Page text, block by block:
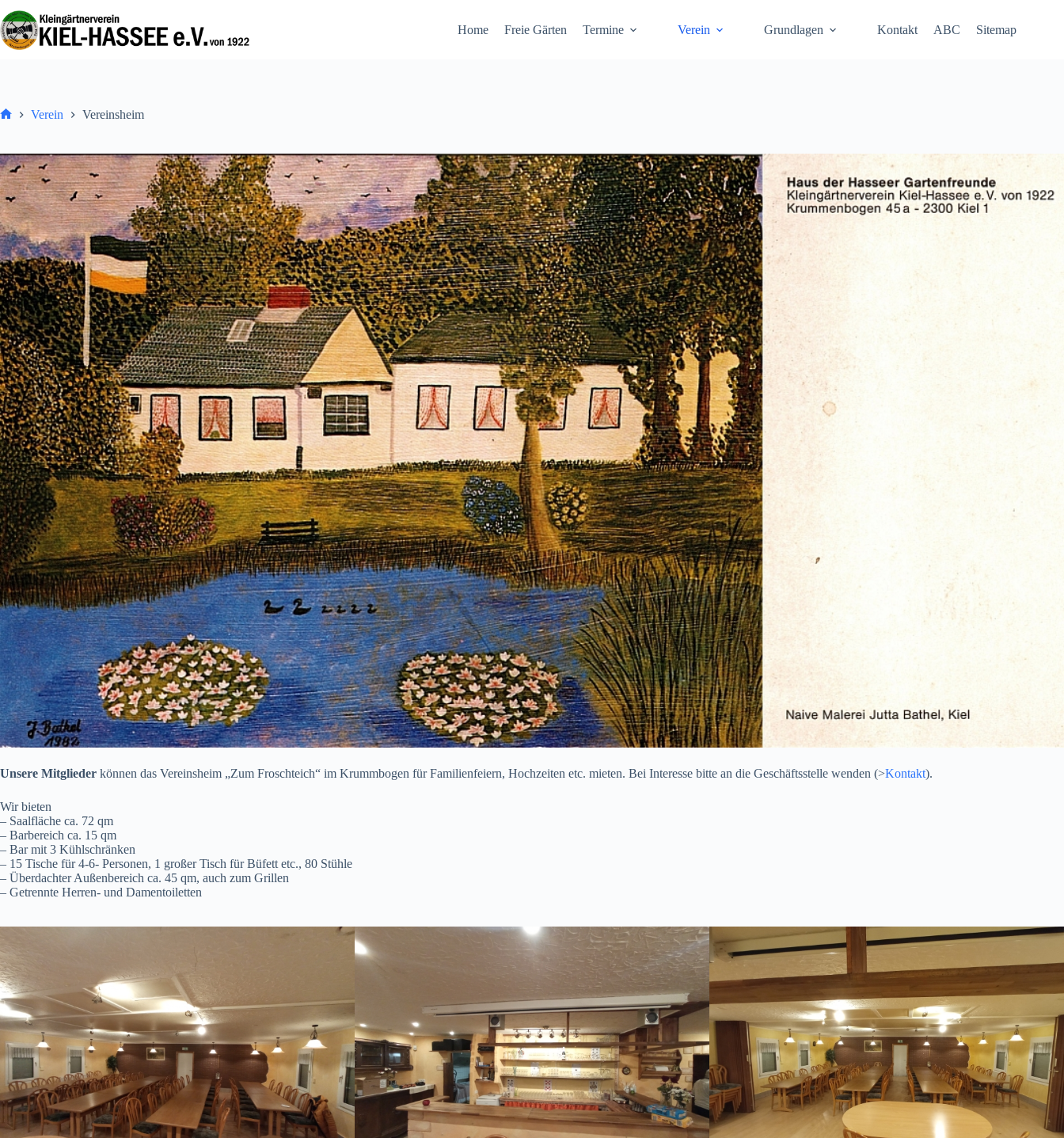
Inhalt
springen
Home Freie Gärten Termine Verein Grundlagen Kontakt ABC Sitemap
Verein Vereinsheim
Unsere Mitglieder können das Vereinsheim „Zum Froschteich“ im Krummbogen für Familienfeiern, Hochzeiten etc. mieten. Bei Interesse bitte an die Geschäftsstelle wenden (>Kontakt).
Wir bieten
– Saalfläche ca. 72 qm
– Barbereich ca. 15 qm
– Bar mit 3 Kühlschränken
– 15 Tische für 4-6- Personen, 1 großer Tisch für Büfett etc., 80 Stühle
– Überdachter Außenbereich ca. 45 qm, auch zum Grillen
– Getrennte Herren- und Damentoiletten